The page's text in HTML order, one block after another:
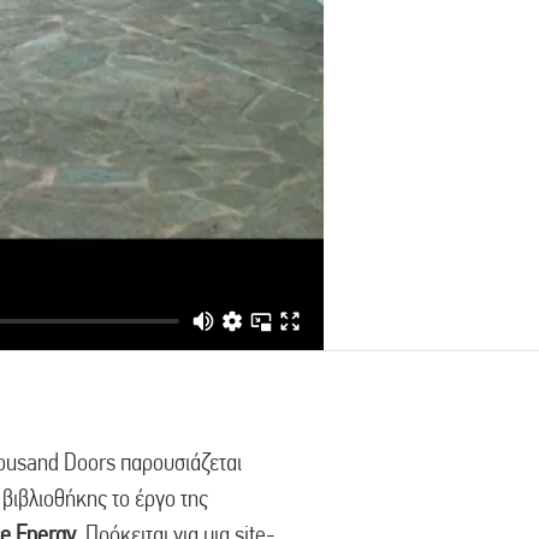
Doors παρουσιάζεται
το έργο της